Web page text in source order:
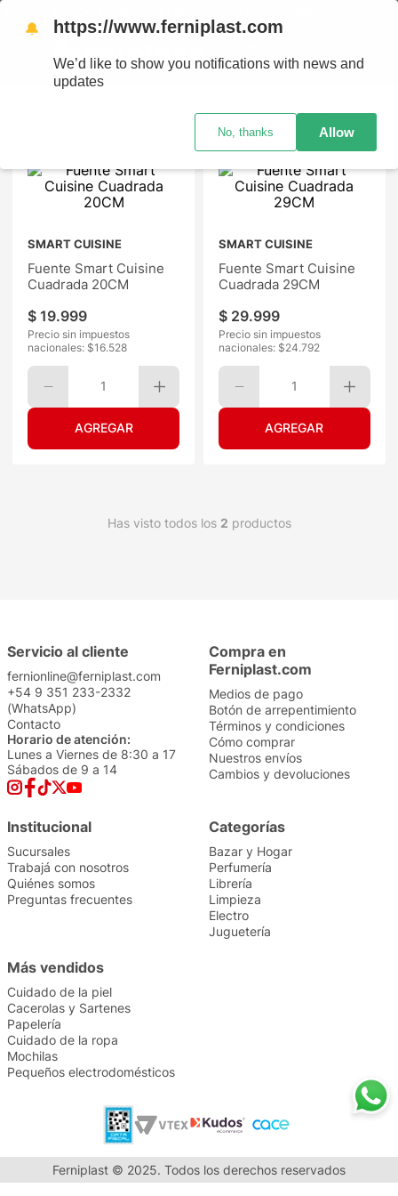
Ordenar por
SMART CUISINE
Fuente Smart Cuisine
Cuadrada 20CM
$ 19.999
Precio sin impuestos
nacionales: $16.528
1
SMART CUISINE
Fuente Smart Cuisine
Cuadrada 29CM
$ 29.999
Precio sin impuestos
nacionales: $24.792
1
Has visto todos los 2 productos
Servicio al cliente
fernionline@ferniplast.com
+54 9 351 233-2332
(WhatsApp)
Contacto
Horario de atención:
Lunes a Viernes de 8:30 a 17
Sábados de 9 a 14
Compra en
Ferniplast.com
Medios de pago
Botón de arrepentimiento
Términos y condiciones
Cómo comprar
Nuestros envíos
Cambios y devoluciones
Institucional
Sucursales
Trabajá con nosotros
Quiénes somos
Preguntas frecuentes
Categorías
Bazar y Hogar
Perfumería
Librería
Limpieza
Electro
Juguetería
Más vendidos
Cuidado de la piel
Cacerolas y Sartenes
Papelería
Cuidado de la ropa
Mochilas
Pequeños electrodomésticos
Ferniplast © 2025. Todos los derechos reservados
🔔 https://www.ferniplast.com
We’d like to show you notifications with news and
updates
No, thanks Allow